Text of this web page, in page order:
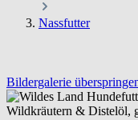
Nassfutter
Bildergalerie